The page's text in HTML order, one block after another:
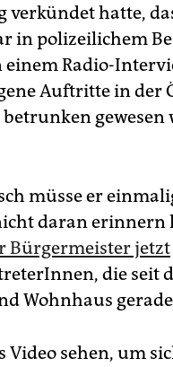
verkündet hatte,
in polizeilichem
einem Radio-
Auftritte in der
müsse er
daran erinnern
Bürgermeister jetzt
die seit
Wohnhaus
Video sehen, um